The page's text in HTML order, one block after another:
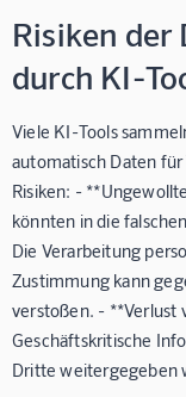
Risiken
durch KI-
Viele KI-Tools
automatisch Daten
Risiken: -
könnten in die
Die Verarbeitung
Zustimmung kann
verstoßen. - **Verlust
Geschäftskritische
Dritte weitergegeben